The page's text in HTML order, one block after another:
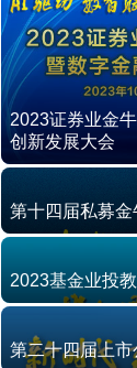
2023证券业金
创新发展大会
第十四届私募金
2023基金业投
第二十四届上市